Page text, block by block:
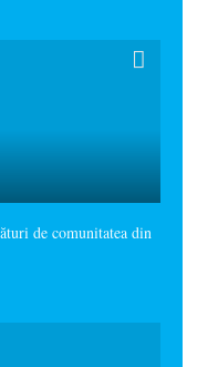
de comunitatea din